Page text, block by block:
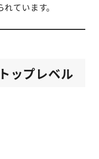
ています。
ップレベル